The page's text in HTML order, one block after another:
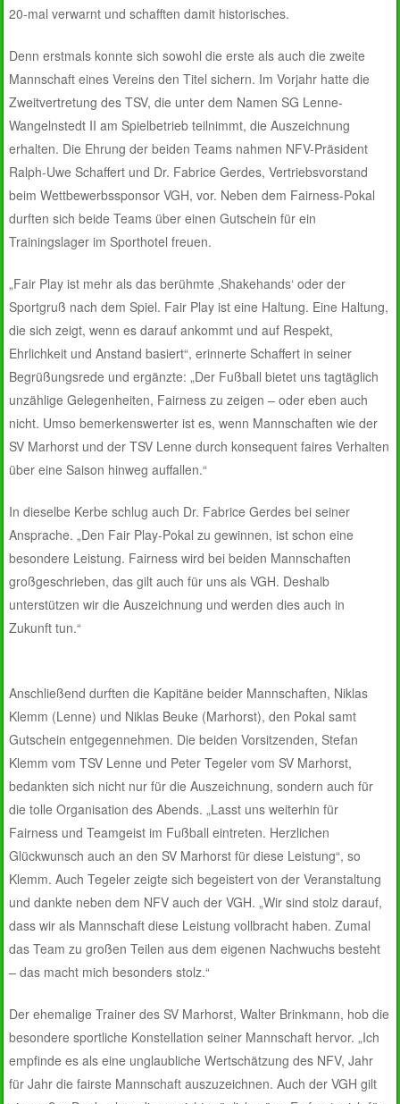
20-mal verwarnt und schafften damit historisches.
Denn erstmals konnte sich sowohl die erste als auch die zweite
Mannschaft eines Vereins den Titel sichern. Im Vorjahr hatte die
Zweitvertretung des TSV, die unter dem Namen SG Lenne-
Wangelnstedt II am Spielbetrieb teilnimmt, die Auszeichnung
erhalten. Die Ehrung der beiden Teams nahmen NFV-Präsident
Ralph-Uwe Schaffert und Dr. Fabrice Gerdes, Vertriebsvorstand
beim Wettbewerbssponsor VGH, vor. Neben dem Fairness-Pokal
durften sich beide Teams über einen Gutschein für ein
Trainingslager im Sporthotel freuen.
„Fair Play ist mehr als das berühmte ‚Shakehands‘ oder der
Sportgruß nach dem Spiel. Fair Play ist eine Haltung. Eine Haltung,
die sich zeigt, wenn es darauf ankommt und auf Respekt,
Ehrlichkeit und Anstand basiert“, erinnerte Schaffert in seiner
Begrüßungsrede und ergänzte: „Der Fußball bietet uns tagtäglich
unzählige Gelegenheiten, Fairness zu zeigen – oder eben auch
nicht. Umso bemerkenswerter ist es, wenn Mannschaften wie der
SV Marhorst und der TSV Lenne durch konsequent faires Verhalten
über eine Saison hinweg auffallen.“
In dieselbe Kerbe schlug auch Dr. Fabrice Gerdes bei seiner
Ansprache. „Den Fair Play-Pokal zu gewinnen, ist schon eine
besondere Leistung. Fairness wird bei beiden Mannschaften
großgeschrieben, das gilt auch für uns als VGH. Deshalb
unterstützen wir die Auszeichnung und werden dies auch in
Zukunft tun.“
Anschließend durften die Kapitäne beider Mannschaften, Niklas
Klemm (Lenne) und Niklas Beuke (Marhorst), den Pokal samt
Gutschein entgegennehmen. Die beiden Vorsitzenden, Stefan
Klemm vom TSV Lenne und Peter Tegeler vom SV Marhorst,
bedankten sich nicht nur für die Auszeichnung, sondern auch für
die tolle Organisation des Abends. „Lasst uns weiterhin für
Fairness und Teamgeist im Fußball eintreten. Herzlichen
Glückwunsch auch an den SV Marhorst für diese Leistung“, so
Klemm. Auch Tegeler zeigte sich begeistert von der Veranstaltung
und dankte neben dem NFV auch der VGH. „Wir sind stolz darauf,
dass wir als Mannschaft diese Leistung vollbracht haben. Zumal
das Team zu großen Teilen aus dem eigenen Nachwuchs besteht
– das macht mich besonders stolz.“
Der ehemalige Trainer des SV Marhorst, Walter Brinkmann, hob die
besondere sportliche Konstellation seiner Mannschaft hervor. „Ich
empfinde es als eine unglaubliche Wertschätzung des NFV, Jahr
für Jahr die fairste Mannschaft auszuzeichnen. Auch der VGH gilt